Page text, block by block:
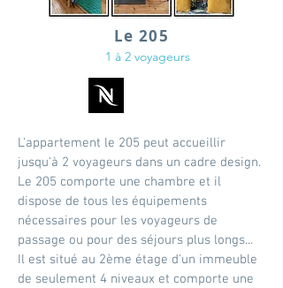
Le 205
1 à 2 voyageurs
L'appartement le 205 peut accueillir
jusqu'à 2 voyageurs dans un cadre design.
Le 205 comporte une chambre et il
dispose de tous les équipements
nécessaires pour les voyageurs de
passage ou pour des séjours plus longs...
Il est situé au 2ème étage d'un immeuble
de seulement 4 niveaux et comporte une